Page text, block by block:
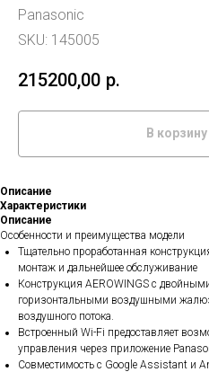
Panasonic
SKU: 145005
215200,00 р.
В корзину
Описание
Характеристики
Описание
Особенности и преимущества модели
Тщательно проработанная
монтаж и дальнейшее обслуживание
Конструкция AEROWINGS с
горизонтальными воздушными
воздушного потока.
Встроенный Wi-Fi предоставляет
управления через приложение
Совместимость с Google Assistant и